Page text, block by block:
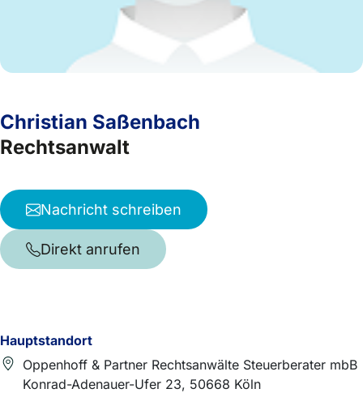
Hauptstandort
Oppenhoff & Partner Rechtsanwälte Steuerberater mbB
Konrad-Adenauer-Ufer 23, 50668 Köln
Christian Saßenbach
Rechtsanwalt
Nachricht schreiben
Direkt anrufen